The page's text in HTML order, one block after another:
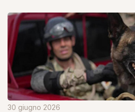
30 giugno 2026